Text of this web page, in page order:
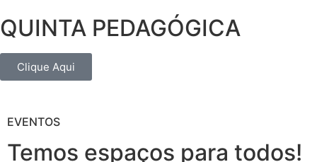
QUINTA PEDAGÓGICA
Clique Aqui
EVENTOS
Temos espaços para todos!